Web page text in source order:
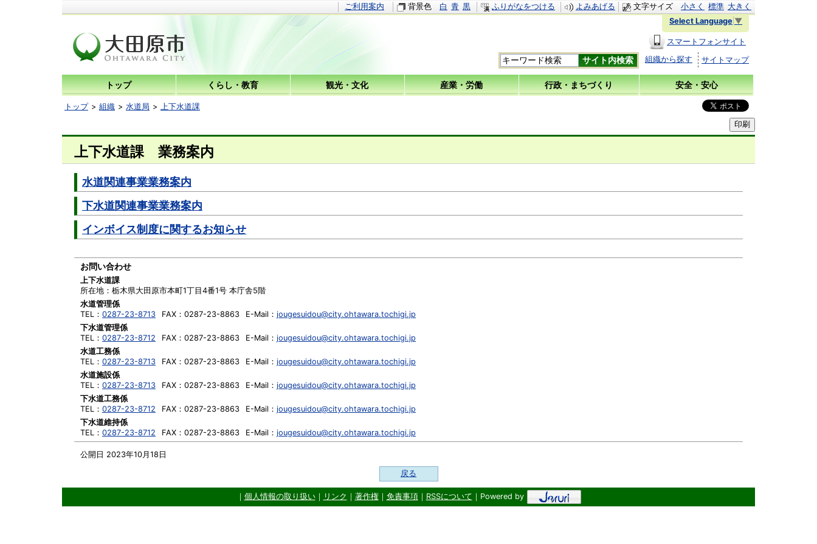
文字サイズ 小さく 標準 大きく
ご利用案内 背景色 白 青 黒 ふりがなをつける
よみあげる
Select Language ▼
スマートフォンサイト
組織から探す
サイトマップ
トップ くらし・教育 観光・文化 産業・労働 行政・まちづくり 安全・安心
トップ 組織 水道局 上下水道課
上下水道課 業務案内
公開日 2023年10月18日
水道関連事業業務案内
下水道関連事業業務案内
インボイス制度に関するお知らせ
お問い合わせ
上下水道課
所在地： 栃木県大田原市本町1丁目4番1号 本庁舎5階
水道管理係
TEL： 0287-23-8713 FAX： 0287-23-8863 E-Mail： jougesuidou@city.ohtawara.tochigi.jp
下水道管理係
TEL： 0287-23-8712 FAX： 0287-23-8863 E-Mail： jougesuidou@city.ohtawara.tochigi.jp
水道工務係
TEL： 0287-23-8713 FAX： 0287-23-8863 E-Mail： jougesuidou@city.ohtawara.tochigi.jp
水道施設係
TEL： 0287-23-8713 FAX： 0287-23-8863 E-Mail： jougesuidou@city.ohtawara.tochigi.jp
下水道工務係
TEL： 0287-23-8712 FAX： 0287-23-8863 E-Mail： jougesuidou@city.ohtawara.tochigi.jp
下水道維持係
TEL： 0287-23-8712 FAX： 0287-23-8863 E-Mail： jougesuidou@city.ohtawara.tochigi.jp
戻る
｜ 個人情報の取り扱い｜ リンク ｜ 著作権｜ 免責事項｜ RSSについて ｜Powered by